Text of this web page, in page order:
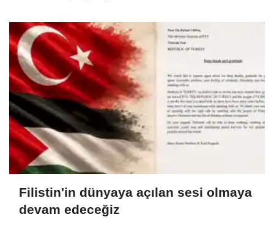
Filistin'in dünyaya açılan sesi olmaya
devam edeceğiz